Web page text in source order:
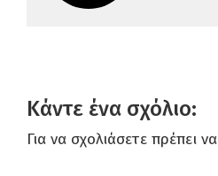
Κάντε ένα σχόλιο:
Για να σχολιάσετε πρέπει να